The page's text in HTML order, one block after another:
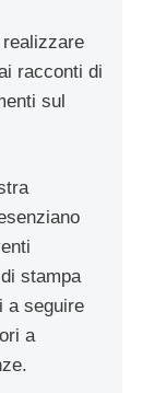
racconti di
sul
stampa
a seguire
a